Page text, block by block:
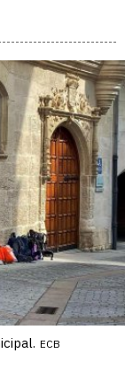
ECB